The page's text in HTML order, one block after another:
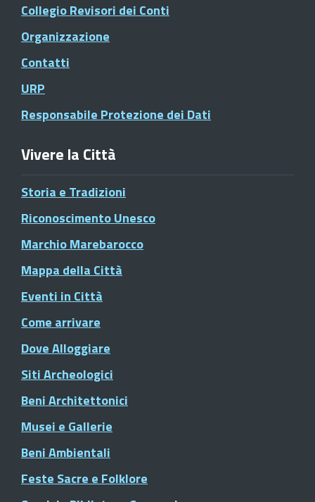
Collegio Revisori dei Conti
Organizzazione
Contatti
URP
Responsabile Protezione dei Dati
Vivere la Città
Storia e Tradizioni
Riconoscimento Unesco
Marchio Marebarocco
Mappa della Città
Eventi in Città
Come arrivare
Dove Alloggiare
Siti Archeologici
Beni Architettonici
Musei e Gallerie
Beni Ambientali
Feste Sacre e Folklore